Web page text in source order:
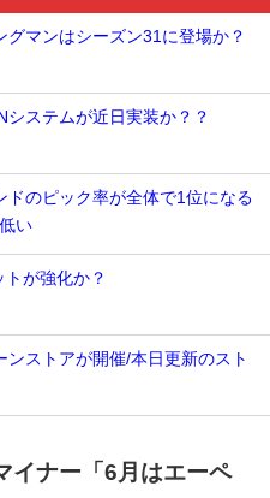
グマンはシーズン31に登場か？
システムが近日実装か？？
ドのピック率が全体で1位になる
い
トが強化か？
ンストアが開催/本日更新のスト
イナー「6月はエーペ